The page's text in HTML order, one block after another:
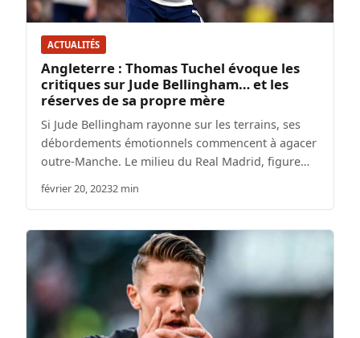
ACTUALITÉS
Angleterre : Thomas Tuchel évoque les
critiques sur Jude Bellingham… et les
réserves de sa propre mère
Si Jude Bellingham rayonne sur les terrains, ses
débordements émotionnels commencent à agacer
outre-Manche. Le milieu du Real Madrid, figure…
février 20, 20232 min